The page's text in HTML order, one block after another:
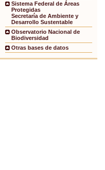
Sistema Federal de Áreas
Protegidas
Secretaría de Ambiente y
Desarrollo Sustentable
Observatorio Nacional de
Biodiversidad
Otras bases de datos